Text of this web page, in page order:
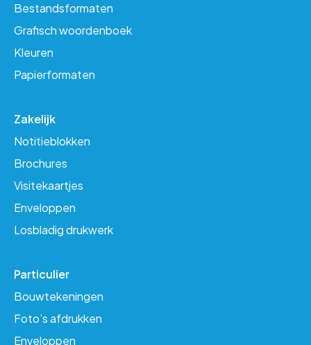
Bestandsformaten
Grafisch woordenboek
Kleuren
Papierformaten
Zakelijk
Notitieblokken
Brochures
Visitekaartjes
Enveloppen
Losbladig drukwerk
Particulier
Bouwtekeningen
Foto’s afdrukken
Enveloppen